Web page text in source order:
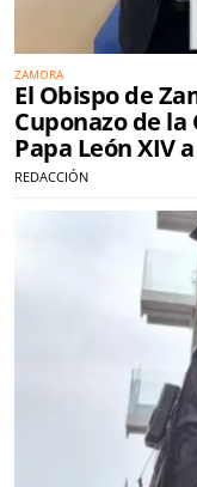
ZAMORA
El Obispo de
Cuponazo de la
Papa León XIV
REDACCIÓN